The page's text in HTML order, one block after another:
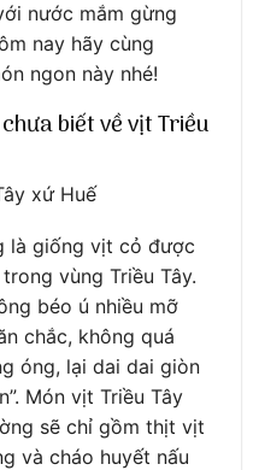
nước mắm gừng
nay hãy cùng
ngon này nhé!
biết về vịt Triều
xứ Huế
là giống vịt cỏ được
vùng Triều Tây.
béo ú nhiều mỡ
chắc, không quá
óng, lại dai dai giòn
Món vịt Triều Tây
sẽ chỉ gồm thịt vịt
và cháo huyết nấu